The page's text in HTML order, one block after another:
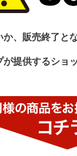
、販売終了と
が提供するショ